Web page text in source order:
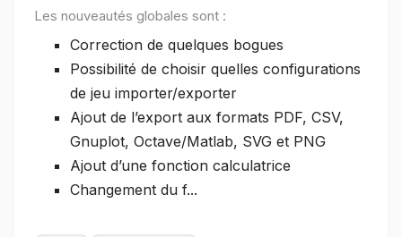
Les nouveautés globales sont :
Correction de quelques bogues
Possibilité de choisir quelles configurations
de jeu importer/exporter
Ajout de l’export aux formats PDF, CSV,
Gnuplot, Octave/Matlab, SVG et PNG
Ajout d’une fonction calculatrice
Changement du f...